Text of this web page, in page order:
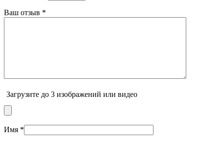
Ваш отзыв *
Загрузите до 3 изображений или видео
Имя *